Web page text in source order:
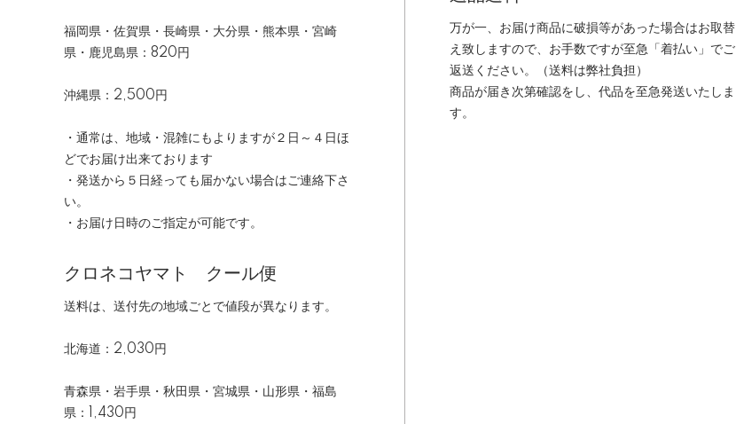
福岡県・佐賀県・長崎県・大分県・熊本県・宮崎
県・鹿児島県：820円
沖縄県：2,500円
・通常は、地域・混雑にもよりますが２日～４日ほ
どでお届け出来ております
・発送から５日経っても届かない場合はご連絡下さ
い。
・お届け日時のご指定が可能です。
クロネコヤマト クール便
送料は、送付先の地域ごとで値段が異なります。
北海道：2,030円
青森県・岩手県・秋田県・宮城県・山形県・福島
県：1,430円
万が一、お届け商品に破損等があった場合はお取替
え致しますので、お手数ですが至急「着払い」でご
返送ください。（送料は弊社負担）
商品が届き次第確認をし、代品を至急発送いたしま
す。